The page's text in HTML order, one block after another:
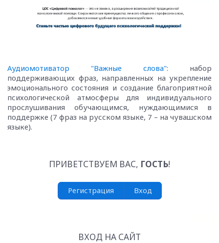
Аудиомотиватор "Важные слова": набор
поддерживающих фраз, направленных на укрепление
эмоционального состояния и создание благоприятной
психологической атмосферы для индивидуального
прослушивания обучающимся, нуждающимися в
поддержке (7 фраз на русском языке, 7 – на чувашском
языке).
ПРИВЕТСТВУЕМ ВАС, ГОСТЬ!
Регистрация Вход
ВХОД НА САЙТ